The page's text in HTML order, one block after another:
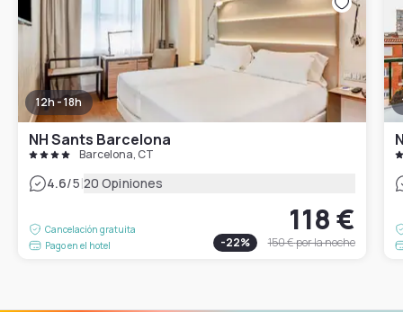
12h - 18h
NH Sants Barcelona
Barcelona, CT
4.6/5|20 Opiniones
Cancelación gratuita
Pago en el hotel
118 €
-22% 150 €por la noche